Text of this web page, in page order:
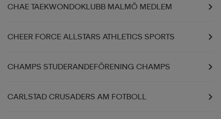
CHAE TAEKWONDOKLUBB MALMÖ MEDLEM
CHEER FORCE ALLSTARS ATHLETICS SPORTS
CHAMPS STUDERANDEFÖRENING CHAMPS
CARLSTAD CRUSADERS AM FOTBOLL